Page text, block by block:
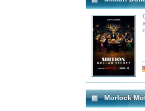
Hosted by rock
of the tattoo
of the country's
compete for a
Master. The
canvasses\"
in this
Genre:
Million Dollar Listing NY
Follows some of
they close
runs a red light.